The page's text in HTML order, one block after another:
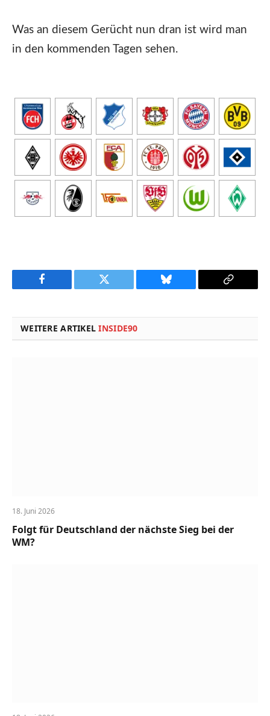
Was an diesem Gerücht nun dran ist wird man
in den kommenden Tagen sehen.
Facebook Twitter Bluesky
Copy
WEITERE ARTIKELINSIDE90
18. Juni 2026
Folgt für Deutschland der nächste Sieg bei der
WM?